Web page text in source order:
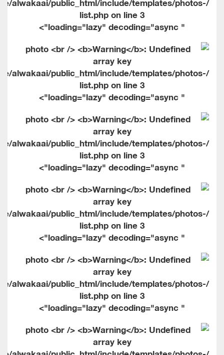
list.php on line3
" loading="lazy" decoding="async">
alwakaai/public_html/include/templates/photos-
list.php on line3
" loading="lazy" decoding="async">
alwakaai/public_html/include/templates/photos-
list.php on line3
" loading="lazy" decoding="async">
alwakaai/public_html/include/templates/photos-
list.php on line3
" loading="lazy" decoding="async">
alwakaai/public_html/include/templates/photos-
list.php on line3
" loading="lazy" decoding="async">